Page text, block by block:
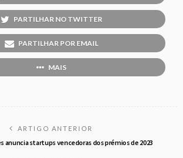
PARTILHAR NO TWITTER
PARTILHAR POR EMAIL
MAIS
ARTIGO ANTERIOR
anuncia startups vencedoras dos prémios de 2023